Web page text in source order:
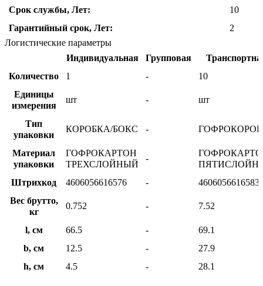
Срок службы, Лет:
10
Гарантийный срок, Лет:
2
Логистические параметры
Индивидуальная
Групповая
Количество
1 -
10
Единицы
измерения
шт - шт
Тип
упаковки
КОРОБКА/БОКС - ГОФРОКОРОБ
Материал
упаковки
ГОФРОКАРТОН
ТРЕХСЛОЙНЫЙ
-
Штрихкод
4606056616576 -
4606056616583
Вес брутто,
кг
0.752 - 7.52
l, см 66.5 -
69.1
b, см
12.5 -
27.9
h, см
4.5 - 28.1